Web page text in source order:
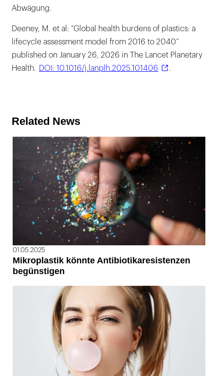
Abwägung.
Deeney, M. et al: “Global health burdens of plastics: a
lifecycle assessment model from 2016 to 2040”
published on January 26, 2026 in The Lancet Planetary
Health. DOI: 10.1016/j.lanplh.2025.101406 .
Related News
01.05.2025
Mikroplastik könnte Antibiotikaresistenzen
begünstigen